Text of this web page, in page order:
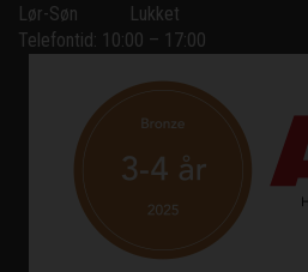
Lør-Søn
Lukket
Telefontid: 10:00 – 17:00